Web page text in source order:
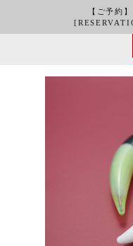
【ご予約